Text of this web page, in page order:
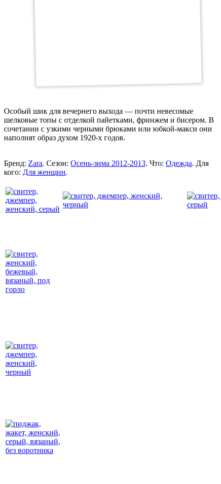
Особый шик для вечернего выхода — почти невесомые
шелковые топы с отделкой пайетками, фринжем и бисером. В
сочетании с узкими черными брюками или юбкой-макси они
наполнят образ духом 1920-x годов.
Бренд: Zara. Сезон: Осень-зима 2012-2013. Что: Одежда. Для
кого: Для женщин.